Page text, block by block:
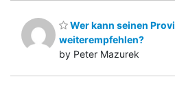
Wer kann seinen
weiterempfehlen?
by Peter Mazurek